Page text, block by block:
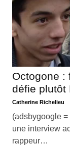
Octogone :
défie plutôt
Catherine Richelieu
(adsbygoogle
une interview
rappeur…